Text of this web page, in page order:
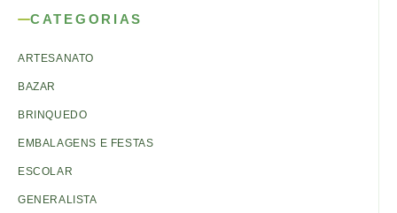
CATEGORIAS
ARTESANATO
BAZAR
BRINQUEDO
EMBALAGENS E FESTAS
ESCOLAR
GENERALISTA